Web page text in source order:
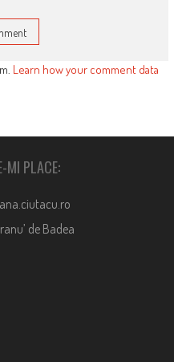
Learn how your comment data
MI PLACE:
de Badea